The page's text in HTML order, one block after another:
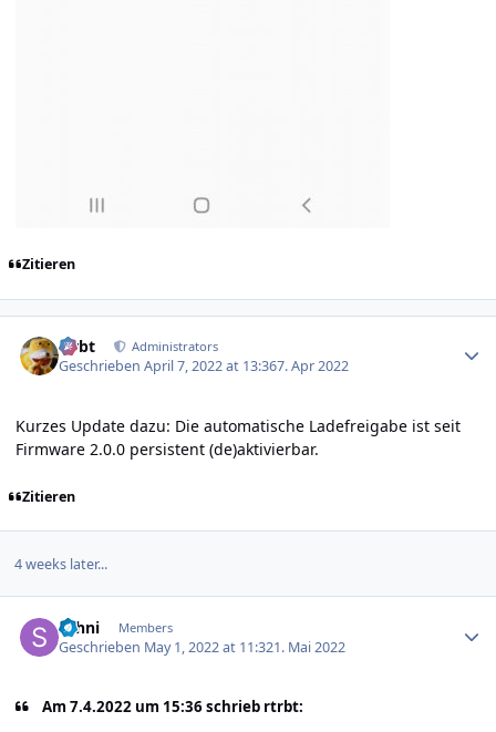
Zitieren
rtrbt Administrators
GeschriebenApril 7, 2022 at 13:367. Apr 2022
Kurzes Update dazu: Die automatische Ladefreigabe ist seit
Firmware 2.0.0 persistent (de)aktivierbar.
Zitieren
4 weeks later...
sahni Members
Geschrieben May 1, 2022 at 11:321. Mai 2022
Am 7.4.2022 um 15:36 schrieb rtrbt: